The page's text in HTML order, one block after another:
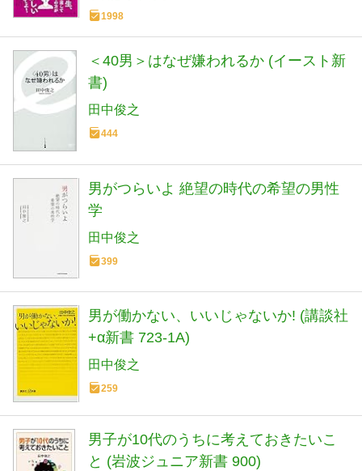
1998
＜40男＞はなぜ嫌われるか (イースト新
書)
田中俊之
444
男がつらいよ 絶望の時代の希望の男性
学
田中俊之
399
男が働かない、いいじゃないか! (講談社
+α新書 723-1A)
田中俊之
259
男子が10代のうちに考えておきたいこ
と (岩波ジュニア新書 900)